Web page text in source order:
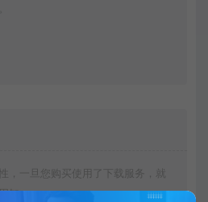
，一旦您购买使用了下载服务，就
知。